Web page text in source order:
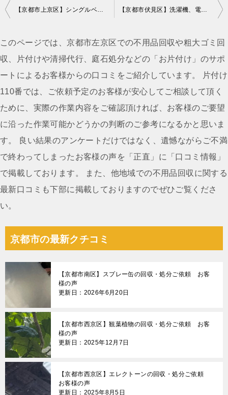
投
ナ
ビ
ゲ
ー
シ
ョ
ン
【京都市上京区】シングルベッド1点の回収・処分 お客様の声 【京都市伏見区】洗濯機、電子レンジ、ローテーブル等の回収・処分 お客様の声
このページでは、京都市左京区での不用品回収や粗大ゴミ回
収、片付けや清掃代行、庭石処分などの「お片付け」のサポ
ートによるお客様からの口コミをご紹介しています。 片付け
110番では、ご依頼予定のお客様が安心してご相談して頂く
ために、実際の作業内容をご確認頂ければ、お客様のご要望
に沿った作業可能かどうかの判断のご参考になるかと思いま
す。 良い結果のアンケートだけではなく、遺憾ながらご不満
で終わってしまったお客様の声を「正直」に「口コミ情報」
で掲載しております。 また、他地域での不用品回収に関する
最新口コミも下部に掲載しておりますのでぜひご覧くださ
い。
京都市の最新クチコミ
【京都市南区】スプレー缶の回収・処分ご依頼 お客
様の声
更新日：2026年6月20日
【京都市西京区】観葉植物の回収・処分ご依頼 お客
様の声
更新日：2025年12月7日
【京都市西京区】エレクトーンの回収・処分ご依頼
お客様の声
更新日：2025年8月5日